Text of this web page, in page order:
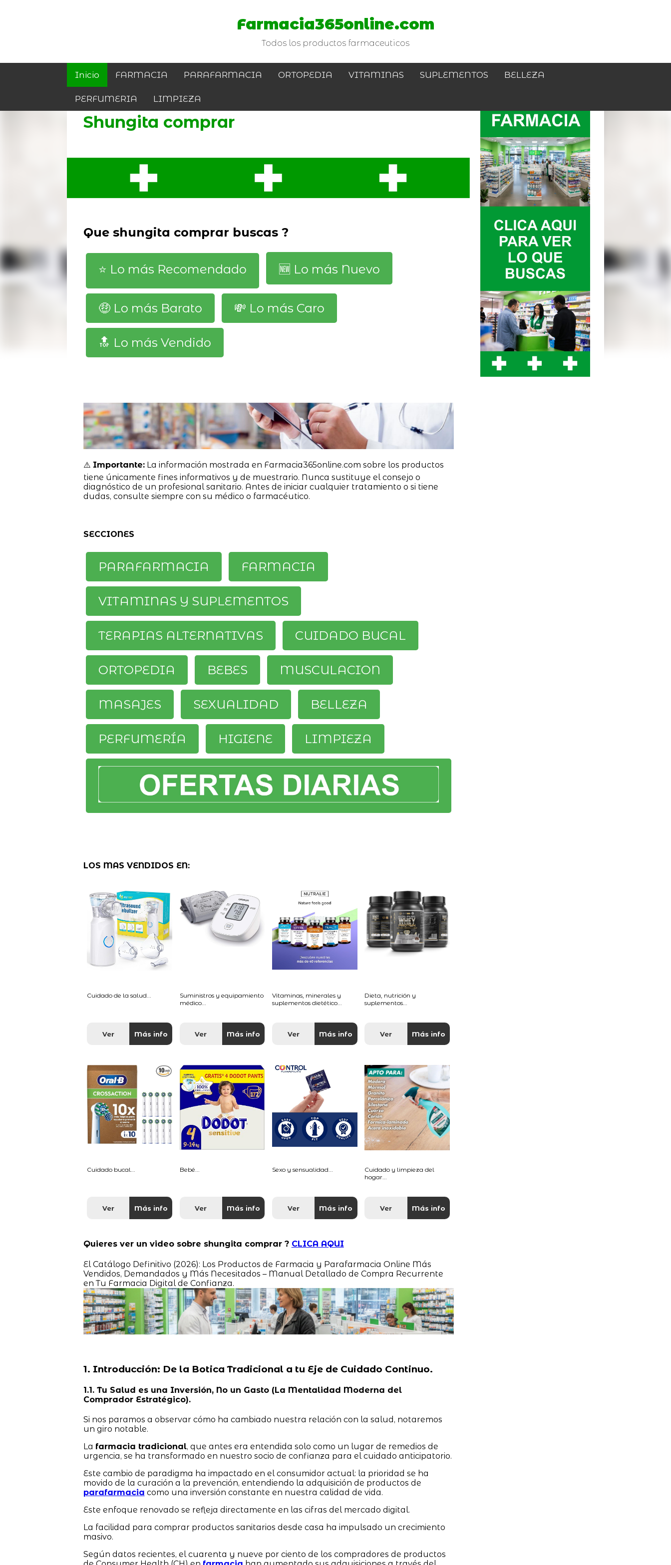
Farmacia365online.com
Todos los productos farmaceuticos
Inicio FARMACIA PARAFARMACIA ORTOPEDIA VITAMINAS SUPLEMENTOS BELLEZA
PERFUMERIA LIMPIEZA
Shungita comprar
Que shungita comprar buscas ?
⭐️ Lo más Recomendado 🆕️ Lo más Nuevo
🤑 Lo más Barato 💸 Lo más Caro
🔝 Lo más Vendido
⚠️ Importante:La información mostrada en Farmacia365online.com sobre los productos
tiene únicamente fines informativos y de muestrario. Nunca sustituye el consejo o
diagnóstico de un profesional sanitario. Antes de iniciar cualquier tratamiento o si tiene
dudas, consulte siempre con su médico o farmacéutico.
SECCIONES
PARAFARMACIA FARMACIA
VITAMINAS Y SUPLEMENTOS
TERAPIAS ALTERNATIVAS CUIDADO BUCAL
ORTOPEDIA BEBES MUSCULACION
MASAJES SEXUALIDAD BELLEZA
PERFUMERÍA HIGIENE LIMPIEZA
LOS MAS VENDIDOS EN:
Cuidado de la salud...
Ver Más info
Suministros y equipamiento
médico...
Ver Más info
Vitaminas, minerales y
suplementos dietético...
Ver Más info
Dieta, nutrición y
suplementos...
Ver Más info
Cuidado bucal...
Ver Más info
Bebé...
Ver Más info
Sexo y sensualidad...
Ver Más info
Cuidado y limpieza del
hogar...
Ver Más info
Quieres ver un video sobre shungita comprar ? CLICA AQUI
El Catálogo Definitivo (2026): Los Productos de Farmacia y Parafarmacia Online Más
Vendidos, Demandados y Más Necesitados – Manual Detallado de Compra Recurrente
en Tu Farmacia Digital de Confianza.
1. Introducción: De la Botica Tradicional a tu Eje de Cuidado Continuo.
1.1. Tu Salud es una Inversión, No un Gasto (La Mentalidad Moderna del
Comprador Estratégico).
Si nos paramos a observar cómo ha cambiado nuestra relación con la salud, notaremos
un giro notable.
La farmacia tradicional, que antes era entendida solo como un lugar de remedios de
urgencia, se ha transformado en nuestro socio de confianza para el cuidado anticipatorio.
Este cambio de paradigma ha impactado en el consumidor actual: la prioridad se ha
movido de la curación a la prevención, entendiendo la adquisición de productos de
parafarmacia como una inversión constante en nuestra calidad de vida.
Este enfoque renovado se refleja directamente en las cifras del mercado digital.
La facilidad para comprar productos sanitarios desde casa ha impulsado un crecimiento
masivo.
Según datos recientes, el cuarenta y nueve por ciento de los compradores de productos